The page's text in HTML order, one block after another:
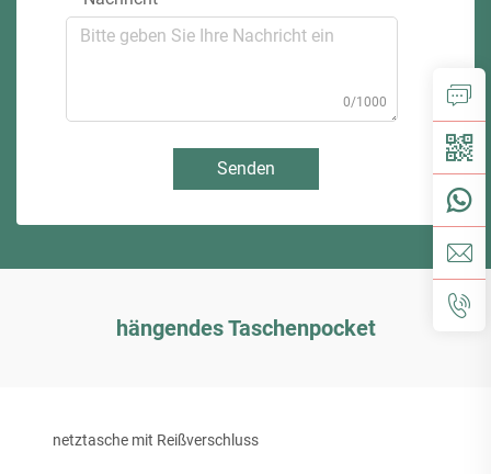
0/1000
Senden
hängendes Taschenpocket
netztasche mit Reißverschluss